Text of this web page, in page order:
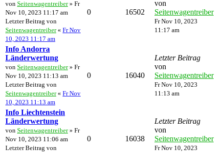
von Seitenwagentreiber» Fr
Nov 10, 2023 11:17 am
Letzter Beitrag von
Seitenwagentreiber« Fr Nov
10, 2023 11:17 am
0 16502
von
Seitenwagentreiber
Fr Nov 10, 2023
11:17 am
Info Andorra
Länderwertung
von Seitenwagentreiber» Fr
Nov 10, 2023 11:13 am
Letzter Beitrag von
Seitenwagentreiber« Fr Nov
10, 2023 11:13 am
0 16040
Letzter Beitrag
von
Seitenwagentreiber
Fr Nov 10, 2023
11:13 am
Info Liechtenstein
Länderwertung
von Seitenwagentreiber» Fr
Nov 10, 2023 11:06 am
Letzter Beitrag von
0 16038
Letzter Beitrag
von
Seitenwagentreiber
Fr Nov 10, 2023